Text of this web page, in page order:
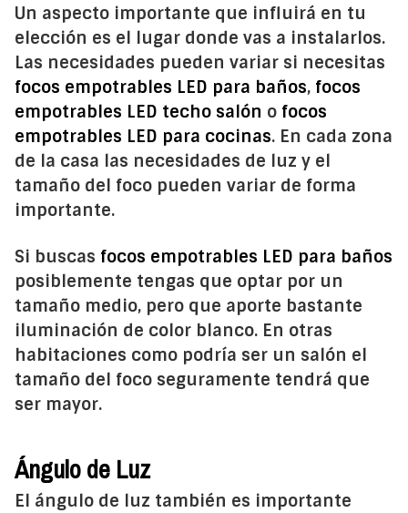
Un aspecto importante que influirá en tu
elección es el lugar donde vas a instalarlos.
Las necesidades pueden variar si necesitas
focos empotrables LED para baños, focos
empotrables LED techo salón o focos
empotrables LED para cocinas. En cada zona
de la casa las necesidades de luz y el
tamaño del foco pueden variar de forma
importante.
Si buscas focos empotrables LED para baños
posiblemente tengas que optar por un
tamaño medio, pero que aporte bastante
iluminación de color blanco. En otras
habitaciones como podría ser un salón el
tamaño del foco seguramente tendrá que
ser mayor.
Ángulo de Luz
El ángulo de luz también es importante